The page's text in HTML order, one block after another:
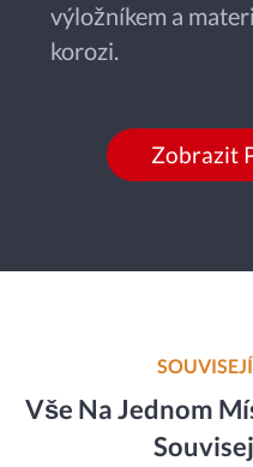
výložníkem a
korozi.
Zobrazit
Vše Na Jednom